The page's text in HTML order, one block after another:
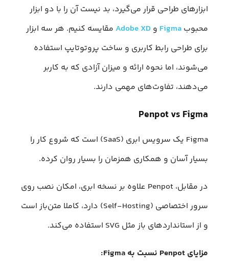
ابزارهای طراحی قرار می‌گیرد، بد نیست آن را با دو ابزار
محبوب Figma و Adobe XD مقایسه کنیم. هر سه ابزار
برای طراحی رابط کاربری و ساخت پروتوتایپ استفاده
می‌شوند، اما نحوه ارائه و میزان آزادی که به کاربر
می‌دهند، تفاوت‌های مهمی دارند.
Penpot vs Figma
Figma یک سرویس ابری (SaaS) است که شروع کار را
بسیار آسان و همکاری همزمان را بسیار روان کرده.
در مقابل، Penpot علاوه بر نسخه ابری، امکان نصب روی
سرور اختصاصی (Self-Hosting) دارد، کاملا متن‌باز است
و از استانداردهای باز مثل SVG استفاده می‌کند.
مزایای Penpot نسبت به Figma: